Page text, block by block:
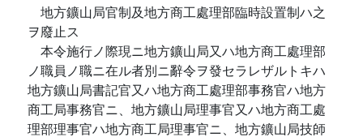
地方鑛山局官制及地方商工處理部臨時設置制ハ之
ヲ廢止ス
本令施行ノ際現ニ地方鑛山局又ハ地方商工處理部
ノ職員ノ職ニ在ル者別ニ辭令ヲ發セラレザルトキハ
地方鑛山局書記官又ハ地方商工處理部事務官ハ地方
商工局事務官ニ、地方鑛山局理事官又ハ地方商工處
理部理事官ハ地方商工局理事官ニ、地方鑛山局技師